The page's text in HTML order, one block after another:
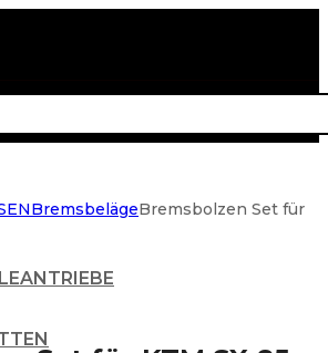
ANTRIEBE
BremsbelägeBremsbolzen Set für